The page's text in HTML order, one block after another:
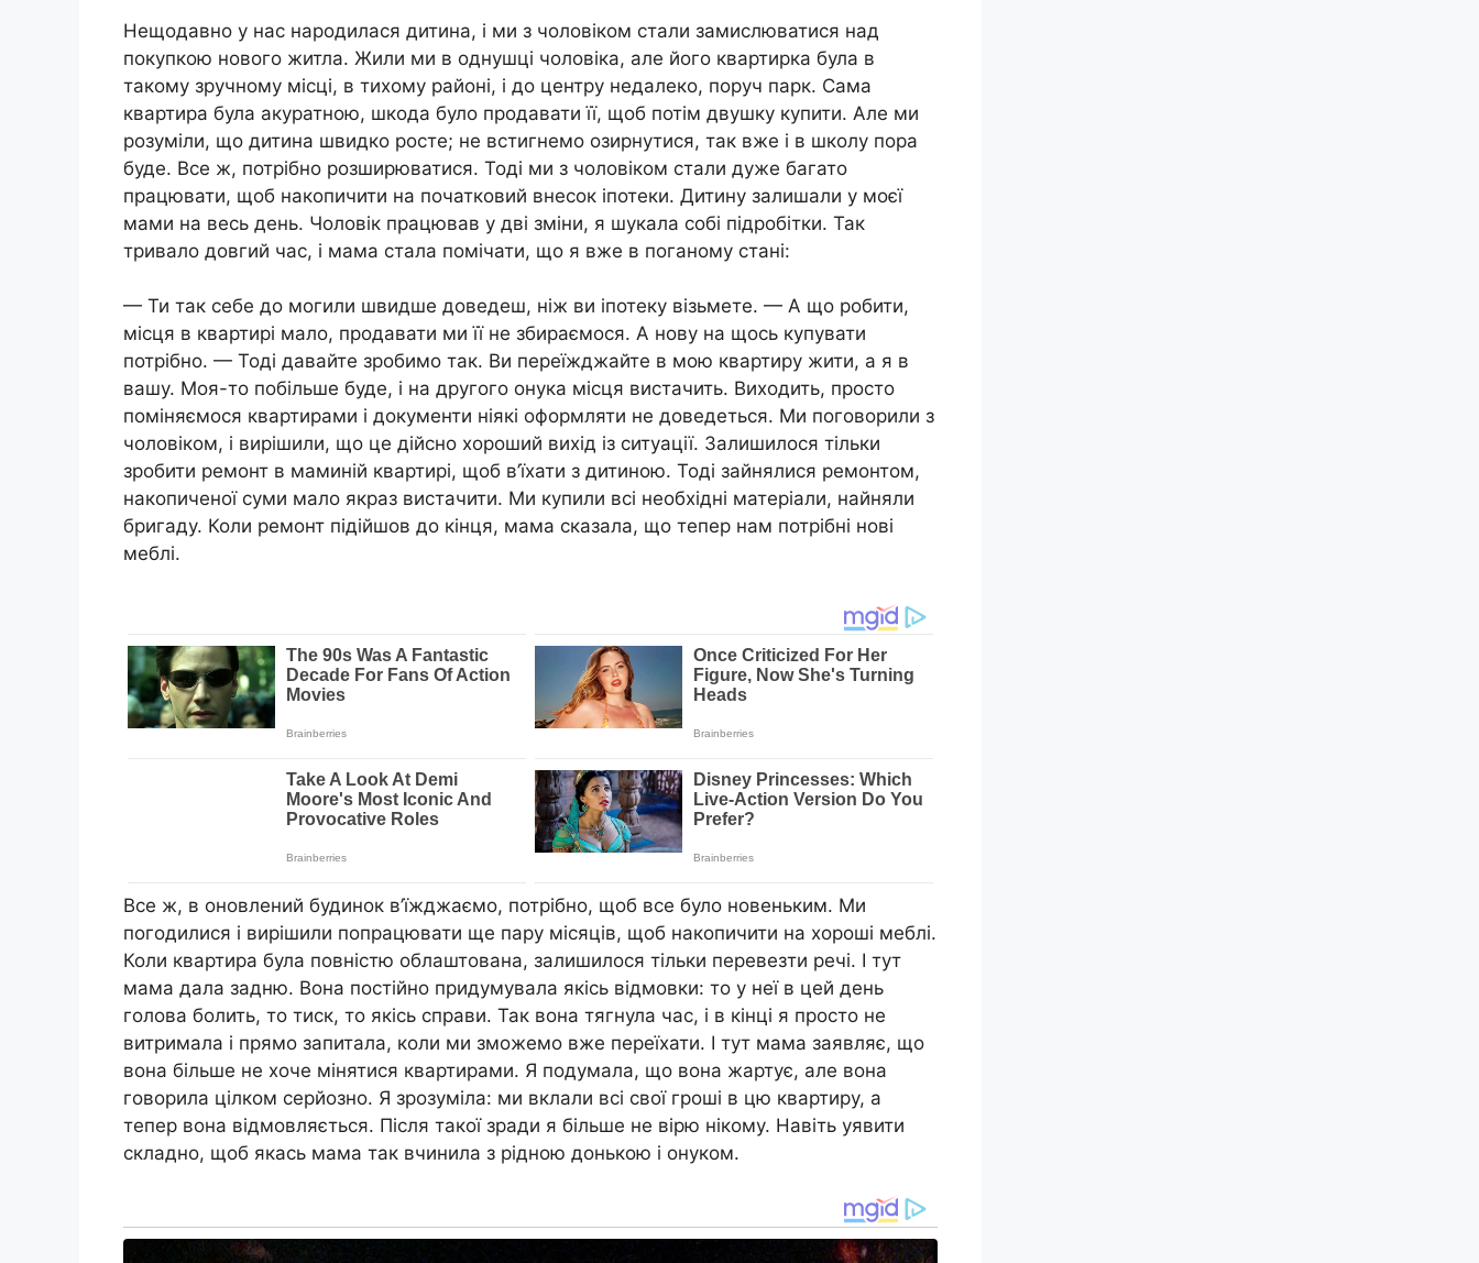
Нещодавно у нас народилася дитина, і ми з чоловіком стали замислюватися над
покупкою нового житла. Жили ми в однушці чоловіка, але його квартирка була в
такому зручному місці, в тихому районі, і до центру недалеко, поруч парк. Сама
квартира була акуратною, шкода було продавати її, щоб потім двушку купити. Але ми
розуміли, що дитина швидко росте; не встигнемо озирнутися, так вже і в школу пора
буде. Все ж, потрібно розширюватися. Тоді ми з чоловіком стали дуже багато
працювати, щоб накопичити на початковий внесок іпотеки. Дитину залишали у моєї
мами на весь день. Чоловік працював у дві зміни, я шукала собі підробітки. Так
тривало довгий час, і мама стала помічати, що я вже в поганому стані:
— Ти так себе до могили швидше доведеш, ніж ви іпотеку візьмете. — А що робити,
місця в квартирі мало, продавати ми її не збираємося. А нову на щось купувати
потрібно. — Тоді давайте зробимо так. Ви переїжджайте в мою квартиру жити, а я в
вашу. Моя-то побільше буде, і на другого онука місця вистачить. Виходить, просто
поміняємося квартирами і документи ніякі оформляти не доведеться. Ми поговорили з
чоловіком, і вирішили, що це дійсно хороший вихід із ситуації. Залишилося тільки
зробити ремонт в маминій квартирі, щоб в’їхати з дитиною. Тоді зайнялися ремонтом,
накопиченої суми мало якраз вистачити. Ми купили всі необхідні матеріали, найняли
бригаду. Коли ремонт підійшов до кінця, мама сказала, що тепер нам потрібні нові
меблі.
Все ж, в оновлений будинок в’їжджаємо, потрібно, щоб все було новеньким. Ми
погодилися і вирішили попрацювати ще пару місяців, щоб накопичити на хороші меблі.
Коли квартира була повністю облаштована, залишилося тільки перевезти речі. І тут
мама дала задню. Вона постійно придумувала якісь відмовки: то у неї в цей день
голова болить, то тиск, то якісь справи. Так вона тягнула час, і в кінці я просто не
витримала і прямо запитала, коли ми зможемо вже переїхати. І тут мама заявляє, що
вона більше не хоче мінятися квартирами. Я подумала, що вона жартує, але вона
говорила цілком серйозно. Я зрозуміла: ми вклали всі свої гроші в цю квартиру, а
тепер вона відмовляється. Після такої зради я більше не вірю нікому. Навіть уявити
складно, щоб якась мама так вчинила з рідною донькою і онуком.